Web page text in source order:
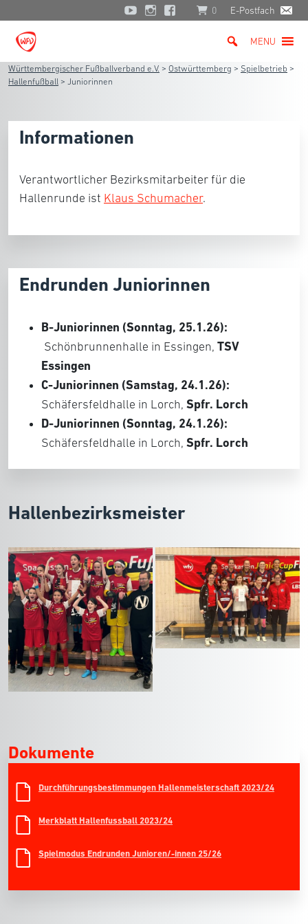
0 E-Postfach
MENU
Württembergischer Fußballverband e.V. > Ostwürttemberg > Spielbetrieb >
Hallenfußball > Juniorinnen
Informationen
Verantwortlicher Bezirksmitarbeiter für die
Hallenrunde ist Klaus Schumacher.
Endrunden Juniorinnen
B-Juniorinnen (Sonntag, 25.1.26):
Schönbrunnenhalle in Essingen, TSV
Essingen
C-Juniorinnen (Samstag, 24.1.26):
Schäfersfeldhalle in Lorch, Spfr. Lorch
D-Juniorinnen (Sonntag, 24.1.26):
Schäfersfeldhalle in Lorch, Spfr. Lorch
Hallenbezirksmeister
Dokumente
Durchführungsbestimmungen Hallenmeisterschaft 2023/24
Merkblatt Hallenfussball 2023/24
Spielmodus Endrunden Junioren/-innen 25/26